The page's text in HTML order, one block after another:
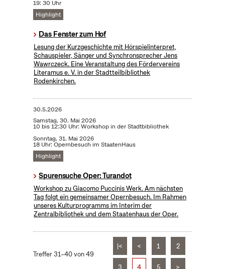
19: 30 Uhr
Highlight
Das Fenster zum Hof
Lesung der Kurzgeschichte mit Hörspielinterpret,
Schauspieler, Sänger und Synchronsprecher Jens
Wawrczeck. Eine Veranstaltung des Fördervereins
Literamus e. V. in der Stadtteilbibliothek
Rodenkirchen.
30.5.2026
Samstag, 30. Mai 2026
10 bis 12:30 Uhr: Workshop in der Stadtbibliothek
Sonntag, 31. Mai 2026
18 Uhr: Opernbesuch im StaatenHaus
Highlight
Spurensuche Oper: Turandot
Workshop zu Giacomo Puccinis Werk. Am nächsten
Tag folgt ein gemeinsamer Opernbesuch. Im Rahmen
unseres Kulturprogramms im Interim der
Zentralbibliothek und dem Staatenhaus der Oper.
Treffer 31–40 von 49
|< < 1 2
3 4 5 >